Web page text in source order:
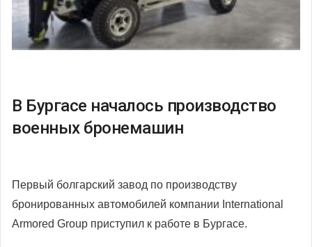
В Бургасе началось производство
военных бронемашин
Первый болгарский завод по производству
бронированных автомобилей компании International
Armored Group приступил к работе в Бургасе.